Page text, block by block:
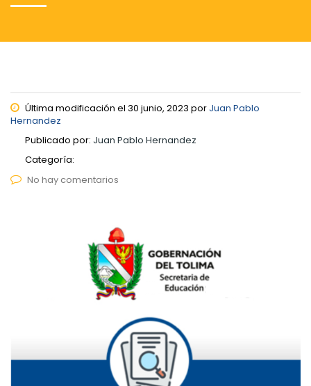
Última modificación el 30 junio, 2023 por Juan Pablo
Hernandez
Publicado por: Juan Pablo Hernandez
Categoría:
No hay comentarios